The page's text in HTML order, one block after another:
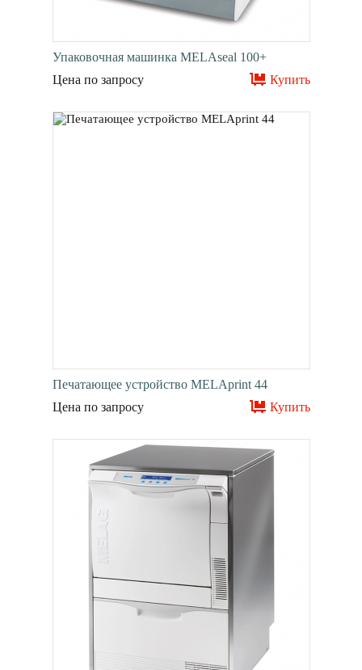
Упаковочная машинка MELAseal 100+
Цена по запросу
Купить
Печатающее устройство MELAprint 44
Цена по запросу
Купить